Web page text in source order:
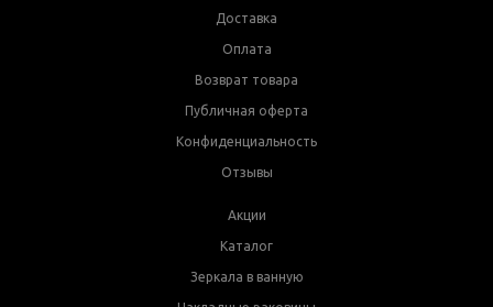
Доставка
Оплата
Возврат товара
Публичная оферта
Конфиденциальность
Отзывы
Акции
Каталог
Зеркала в ванную